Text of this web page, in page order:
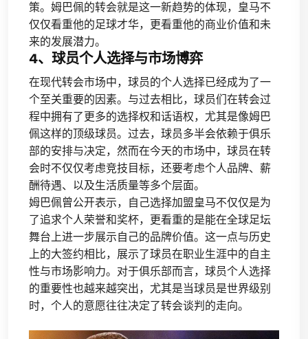
策。姆巴佩的转会就是这一新趋势的体现，皇马不
仅仅看重他的足球才华，更看重他的商业价值和未
来的发展潜力。
4、球员个人选择与市场博弈
在现代转会市场中，球员的个人选择已经成为了一
个至关重要的因素。与过去相比，球员们在转会过
程中拥有了更多的选择权和话语权，尤其是像姆巴
佩这样的顶级球员。过去，球员多半会依赖于俱乐
部的安排与决定，然而在今天的市场中，球员在转
会时不仅仅考虑竞技目标，还要考虑个人品牌、薪
酬待遇、以及生活质量等多个层面。
姆巴佩曾公开表示，自己选择加盟皇马不仅仅是为
了追求个人荣誉和奖杯，更看重的是能在全球足坛
舞台上进一步展示自己的品牌价值。这一点与历史
上的大签约相比，展示了球员在职业生涯中的自主
性与市场影响力。对于俱乐部而言，球员个人选择
的重要性也越来越突出，尤其是当球员是世界级别
时，个人的意愿往往决定了转会谈判的走向。